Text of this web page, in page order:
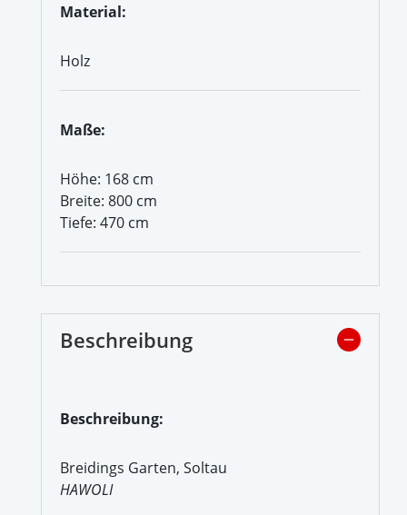
Material:
Holz
Maße:
Höhe: 168 cm
Breite: 800 cm
Tiefe: 470 cm
Beschreibung
Beschreibung:
Breidings Garten, Soltau
HAWOLI